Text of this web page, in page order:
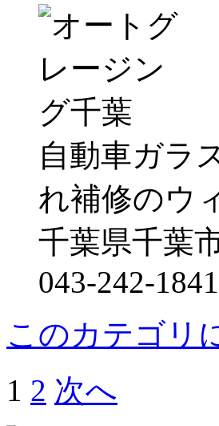
自動車ガラ
れ補修のウ
千葉県千葉
043-242-1841
このカテゴリ
1 2 次へ